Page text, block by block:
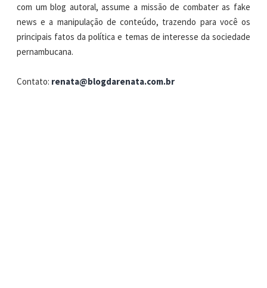
com um blog autoral, assume a missão de combater as fake
news e a manipulação de conteúdo, trazendo para você os
principais fatos da política e temas de interesse da sociedade
pernambucana.
Contato: renata@blogdarenata.com.br